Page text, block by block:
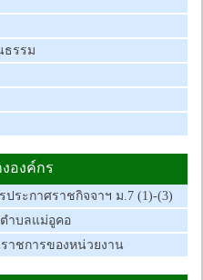
ธรรม
องค์กร
ระกาศราชกิจจาฯ ม.7 (1)-(3)
ำบลแม่อูคอ
าชการของหน่วยงาน